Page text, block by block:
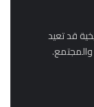
قد تعيد
والمجتمع.